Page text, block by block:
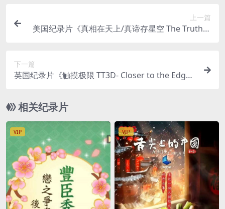
上一篇
美国纪录片《真相在天上/真谛存星空 The Truth is
下一篇
英国纪录片《触摸极限 TT3D- Closer to the Edge
动纪录片
相关纪录片
VIP VIP